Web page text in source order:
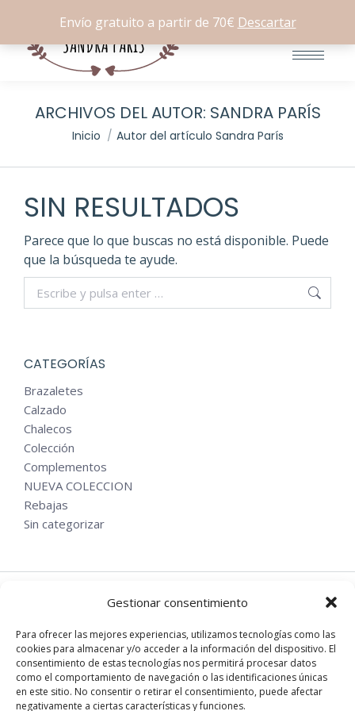
Gestionar consentimiento
Para ofrecer las mejores experiencias, utilizamos tecnologías como las
cookies para almacenar y/o acceder a la información del dispositivo. El
consentimiento de estas tecnologías nos permitirá procesar datos
como el comportamiento de navegación o las identificaciones únicas
en este sitio. No consentir o retirar el consentimiento, puede afectar
negativamente a ciertas características y funciones.
Envío gratuito a partir de 70€ Descartar
ARCHIVOS DEL AUTOR: SANDRA PARÍS
Estás aquí:
Inicio Autor del artículo Sandra París
SIN RESULTADOS
Parece que lo que buscas no está disponible. Puede
que la búsqueda te ayude.
Buscar:
CATEGORÍAS
Brazaletes
Calzado
Chalecos
Colección
Complementos
NUEVA COLECCION
Rebajas
Sin categorizar
Instagram
Facebook